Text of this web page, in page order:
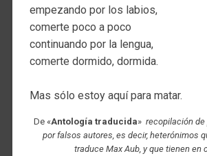
empezando por los labios,
comerte poco a poco
continuando por la lengua,
comerte dormido, dormida.
Mas sólo estoy aquí para matar.
De «Antología traducida» recopilación
por falsos autores, es decir, heterónimos
traduce Max Aub, y que tienen en